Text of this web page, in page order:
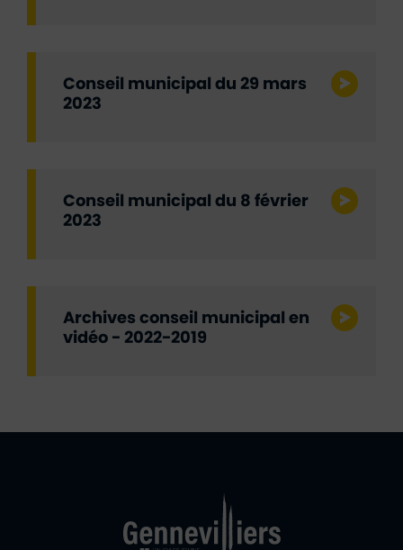
Conseil municipal du 29 mars
2023
Conseil municipal du 8 février
2023
Archives conseil municipal en
vidéo - 2022-2019